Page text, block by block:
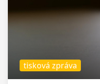
tisková zpráva